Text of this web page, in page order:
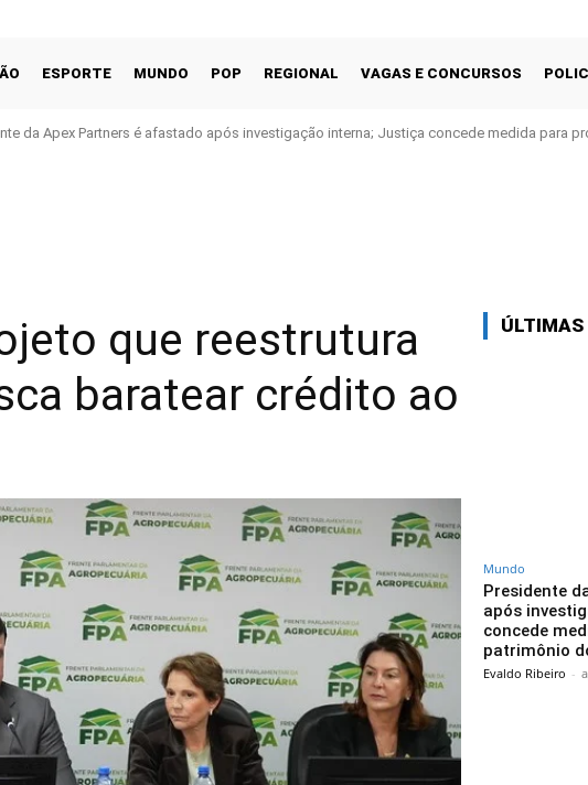
ESPORTE MUNDO POP REGIONAL VAGAS E CONCURSOS
da Apex Partners é afastado após investigação interna; Justiça concede medida para
que reestrutura
baratear crédito ao
Mundo
Presidente
após
concede
patrimônio
Evaldo Ribeiro -